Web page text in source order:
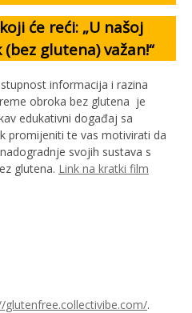
će reći: „U našoj
glutena) važan!“
informacija i razina
obroka bez glutena je
edukativni događaj sa
promijeniti te vas motivirati da
svojih sustava s
glutena. Link na kratki film
glutenfree.collectivibe.com/.